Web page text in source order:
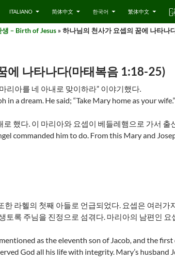
ITALIANO 简体中文 한국어 繁体中文 ြ
– Birth of Jesus » 하나님의 천사가 요셉의 꿈에 나타나
에 나타나다(마태복음 1:18-25)
리아를 네 아내로 맞이하라” 이야기했다.
a dream. He said; “Take Mary home as your wife.”
했다. 이 마리아와 요셉이 베들레햄으로 가서 출
commanded him to do. From this Mary and
라헬의 첫째 아들로 언급되었다. 요셉은 여러가
토록 주님을 진정으로 섬겪다. 마리아의 남편인 요
as the eleventh son of Jacob, and the first
God all his life with integrity. Mary’s husband